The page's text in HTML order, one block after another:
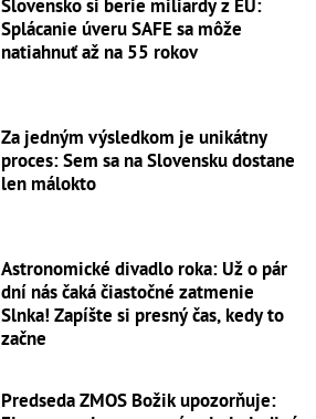
Slovensko si berie miliardy z EÚ:
Splácanie úveru SAFE sa môže
natiahnuť až na 55 rokov
Za jedným výsledkom je unikátny
proces: Sem sa na Slovensku dostane
len málokto
Astronomické divadlo roka: Už o pár
dní nás čaká čiastočné zatmenie
Slnka! Zapíšte si presný čas, kedy to
začne
Predseda ZMOS Božik upozorňuje: